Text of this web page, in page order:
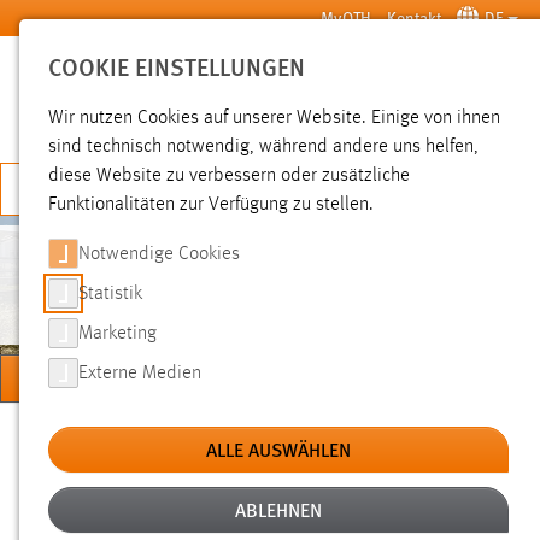
Zum Hauptinhalt springen MyOTH Kontakt DE
SUCHE
JETZT BEWERBEN
MASCHINENBAU/UMWELTTECHNIK
Sie sind hier:
Hochschule Fakultäten Maschinenbau/Umwelttechnik
PASSWORTABFRAGEBILDER
COOKIE EINSTELLUNGEN
Wir nutzen Cookies auf unserer Website. Einige von ihnen
sind technisch notwendig, während andere uns helfen,
diese Website zu verbessern oder zusätzliche
Funktionalitäten zur Verfügung zu stellen.
Notwendige Cookies
Statistik
Marketing
Externe Medien
ALLE AUSWÄHLEN
ABLEHNEN